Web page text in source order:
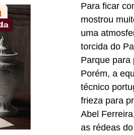
Para ficar
mostrou
uma
torcida do
Parque para
Porém, a
técnico
frieza para
Abel
as rédeas